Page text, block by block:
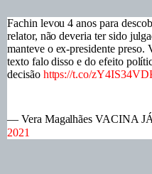
Fachin levou 4 anos para
relator, não deveria ter sido
manteve o ex-presidente preso.
texto falo disso e do efeito
decisão https://t.co/
— Vera Magalhães VACINA
2021